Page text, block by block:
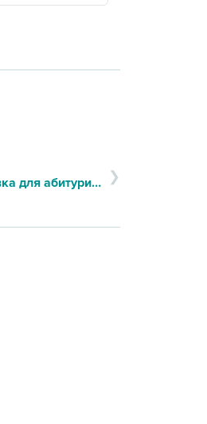
Медицинская справка для абитуриентов (форма 086/у)